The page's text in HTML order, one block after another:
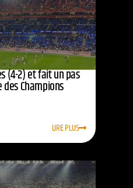
(4-2) et fait un pas
Champions
LIRE PLUS